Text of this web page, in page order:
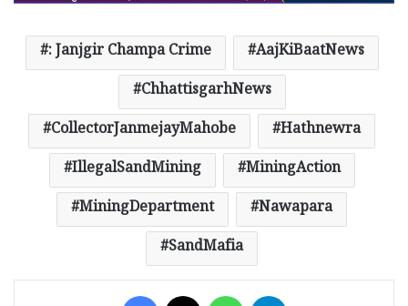
: Janjgir Champa Crime
AajKiBaatNews
ChhattisgarhNews
CollectorJanmejayMahobe
Hathnewra
IllegalSandMining
MiningAction
MiningDepartment
Nawapara
SandMafia
Facebook WhatsApp